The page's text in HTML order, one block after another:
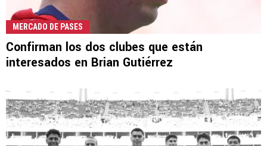
MERCADO DE PASES
Confirman los dos clubes que están
interesados en Brian Gutiérrez